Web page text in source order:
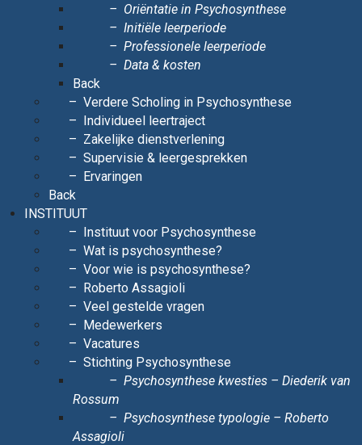
Oriëntatie in Psychosynthese
Initiële leerperiode
Professionele leerperiode
Data & kosten
Back
Verdere Scholing in Psychosynthese
Individueel leertraject
Zakelijke dienstverlening
Supervisie & leergesprekken
Ervaringen
Back
INSTITUUT
Instituut voor Psychosynthese
Wat is psychosynthese?
Voor wie is psychosynthese?
Roberto Assagioli
Veel gestelde vragen
Medewerkers
Vacatures
Stichting Psychosynthese
Psychosynthese kwesties – Diederik van
Rossum
Psychosynthese typologie – Roberto
Assagioli